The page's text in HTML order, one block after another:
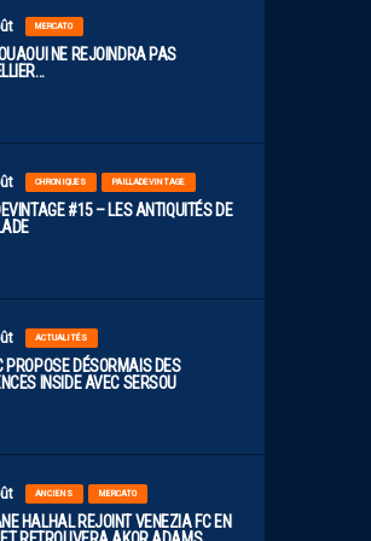
MERCATO
NE REJOINDRA PAS
CHRONIQUES PAILLADEVINTAGE
#15 – LES ANTIQUITÉS DE
ACTUALITÉS
PROPOSE DÉSORMAIS DES
INSIDE AVEC SERSOU
ANCIENS MERCATO
HALHAL REJOINT VENEZIA FC EN